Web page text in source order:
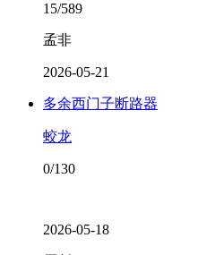
15/589
孟非
2026-05-21
多余西门子断路器
蛟龙
0/130
2026-05-18